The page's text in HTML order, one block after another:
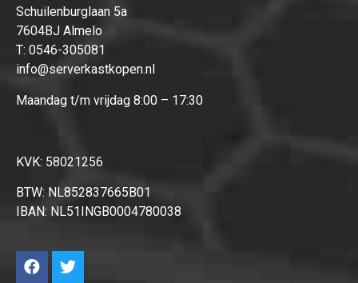
Schuilenburglaan 5a
7604BJ Almelo
T: 0546-305081
info@serverkastkopen.nl
Maandag t/m vrijdag 8:00 – 17:30
KVK: 58021256
BTW: NL852837665B01
IBAN: NL51INGB0004780038